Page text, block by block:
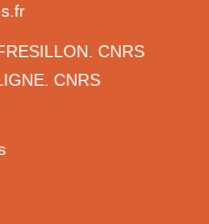
CNRS
CNRS